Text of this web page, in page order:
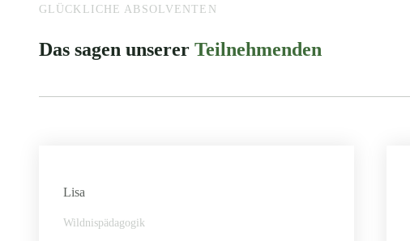
GLÜCKLICHE ABSOLVENTEN
Das sagen unserer Teilnehmenden
Lisa
Wildnispädagogik